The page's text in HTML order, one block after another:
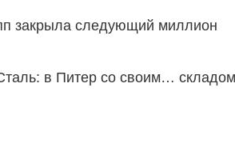
закрыла следующий миллион
в Питер со своим… складом